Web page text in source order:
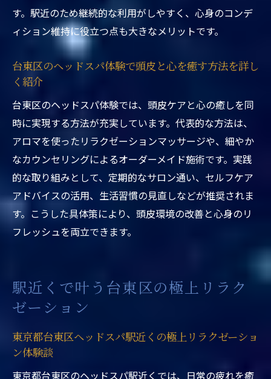
東京都台東区ヘッドスパ駅近くで得られる
心身のリフレッシュ
リフレッシュしたい方へ台東区ヘッドスパ
のおすすめポイント
日に癒しをプラス
心身のバランス整えるヘッドスパの魅力
東京都台東区ヘッドスパ駅近くで心身バラ
ンス整う理由を解説
台東区ヘッドスパ専門店が提案する心身の
癒しとリフレッシュ
上野ヘッドスパ専門店で感じる心身調和の
特別な癒し効果
深いリラクゼーション
心身バランスを整えたい方へ台東区ヘッド
スパの魅力を紹介
東京都台東区ヘッドスパ駅近くで始める心
す。駅近のため継続的な利用がしやすく、心身のコンデ
ィション維持に役立つ点も大きなメリットです。
台東区のヘッドスパ体験で頭皮と心を癒す方法を詳し
く紹介
台東区のヘッドスパ体験では、頭皮ケアと心の癒しを同
時に実現する方法が充実しています。代表的な方法は、
アロマを使ったリラクゼーションマッサージや、細やか
なカウンセリングによるオーダーメイド施術です。実践
的な取り組みとして、定期的なサロン通い、セルフケア
アドバイスの活用、生活習慣の見直しなどが推奨されま
す。こうした具体策により、頭皮環境の改善と心身のリ
フレッシュを両立できます。
駅近くで叶う台東区の極上リラク
ゼーション
東京都台東区ヘッドスパ駅近くの極上リラクゼーショ
ン体験談
東京都台東区のヘッドスパ駅近くでは、日常の疲れを癒